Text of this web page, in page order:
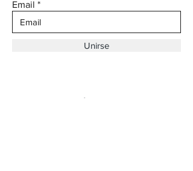
Email
Unirse
Dirección: